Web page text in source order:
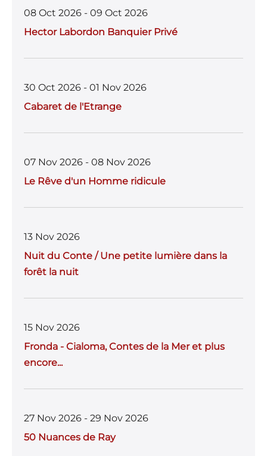
08 Oct 2026 - 09 Oct 2026
Hector Labordon Banquier Privé
30 Oct 2026 - 01 Nov 2026
Cabaret de l'Etrange
07 Nov 2026 - 08 Nov 2026
Le Rêve d'un Homme ridicule
13 Nov 2026
Nuit du Conte / Une petite lumière dans la
forêt la nuit
15 Nov 2026
Fronda - Cialoma, Contes de la Mer et plus
encore...
27 Nov 2026 - 29 Nov 2026
50 Nuances de Ray